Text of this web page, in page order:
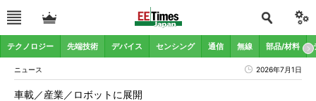
テクノロジー 先端技術 デバイス センシング 通信 無線 部品/材料
ニュース 2026年7月1日
車載／産業／ロボットに展開